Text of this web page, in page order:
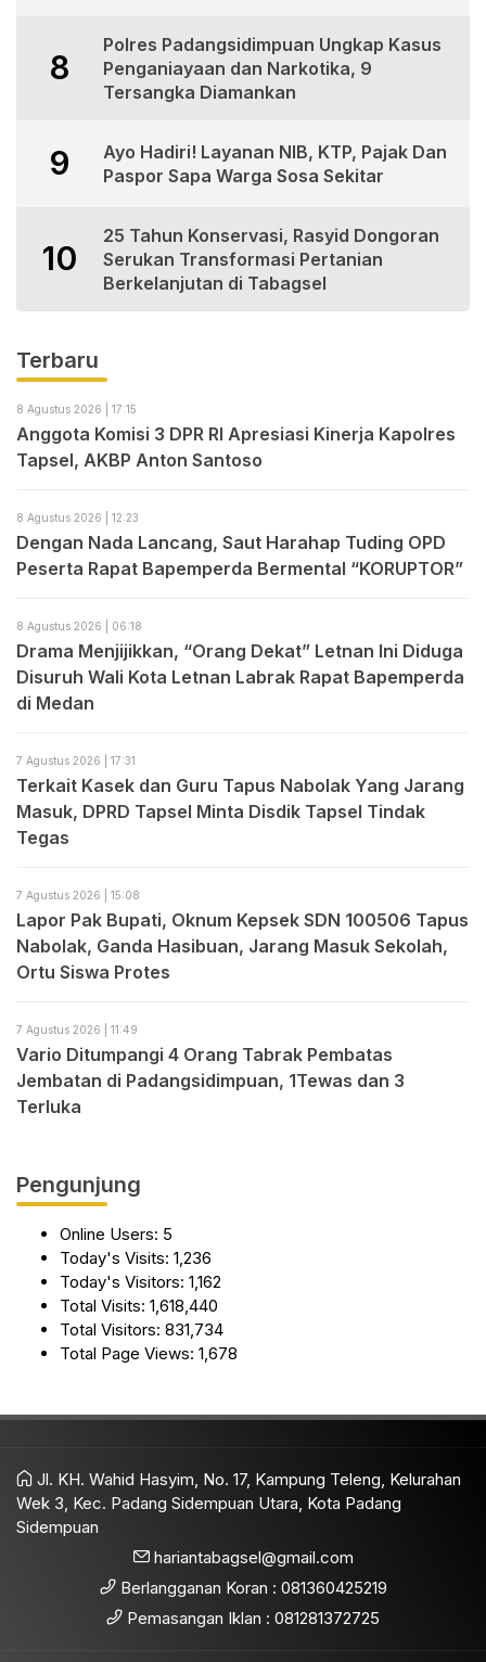
8
Polres Padangsidimpuan Ungkap Kasus
Penganiayaan dan Narkotika, 9
Tersangka Diamankan
9
Ayo Hadiri! Layanan NIB, KTP, Pajak Dan
Paspor Sapa Warga Sosa Sekitar
10
25 Tahun Konservasi, Rasyid Dongoran
Serukan Transformasi Pertanian
Berkelanjutan di Tabagsel
Terbaru
8 Agustus 2026 | 17:15
Anggota Komisi 3 DPR RI Apresiasi Kinerja Kapolres
Tapsel, AKBP Anton Santoso
8 Agustus 2026 | 12:23
Dengan Nada Lancang, Saut Harahap Tuding OPD
Peserta Rapat Bapemperda Bermental “KORUPTOR”
8 Agustus 2026 | 06:18
Drama Menjijikkan, “Orang Dekat” Letnan Ini Diduga
Disuruh Wali Kota Letnan Labrak Rapat Bapemperda
di Medan
7 Agustus 2026 | 17:31
Terkait Kasek dan Guru Tapus Nabolak Yang Jarang
Masuk, DPRD Tapsel Minta Disdik Tapsel Tindak
Tegas
7 Agustus 2026 | 15:08
Lapor Pak Bupati, Oknum Kepsek SDN 100506 Tapus
Nabolak, Ganda Hasibuan, Jarang Masuk Sekolah,
Ortu Siswa Protes
7 Agustus 2026 | 11:49
Vario Ditumpangi 4 Orang Tabrak Pembatas
Jembatan di Padangsidimpuan, 1Tewas dan 3
Terluka
Pengunjung
Online Users: 5
Today's Visits: 1,236
Today's Visitors: 1,162
Total Visits: 1,618,440
Total Visitors: 831,734
Total Page Views: 1,678
Jl. KH. Wahid Hasyim, No. 17, Kampung Teleng, Kelurahan
Wek 3, Kec. Padang Sidempuan Utara, Kota Padang
Sidempuan
hariantabagsel@gmail.com
Berlangganan Koran : 081360425219
Pemasangan Iklan : 081281372725